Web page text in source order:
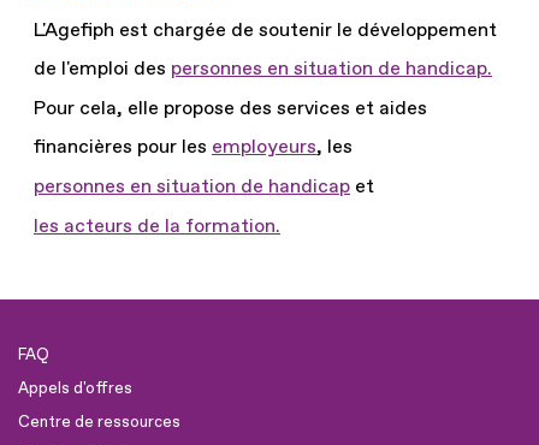
L'Agefiph est chargée de soutenir le développement
de l'emploi des personnes en situation de handicap.
Pour cela, elle propose des services et aides
financières pour les employeurs, les
personnes en situation de handicap et
les acteurs de la formation.
FAQ
Appels d'offres
Centre de ressources